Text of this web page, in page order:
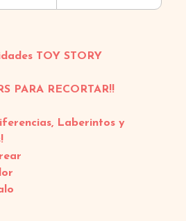
TOY STORY
PARA RECORTAR!!
Laberintos y